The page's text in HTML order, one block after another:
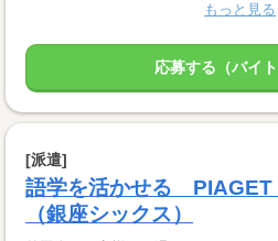
もっと見る
応募する（バイト
[派遣]
語学を活かせる
（銀座シックス）